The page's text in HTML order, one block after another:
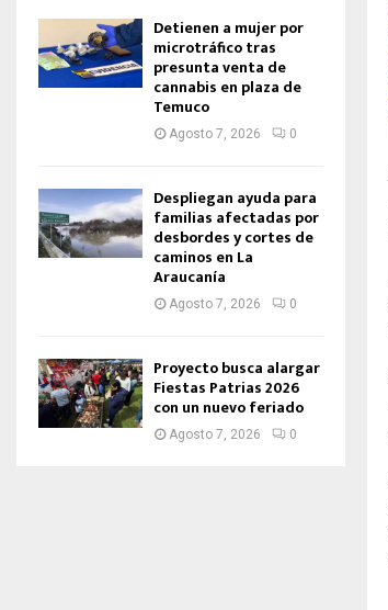
Detienen a mujer por
microtráfico tras
presunta venta de
cannabis en plaza de
Temuco
Agosto 7, 2026 0
Despliegan ayuda para
familias afectadas por
desbordes y cortes de
caminos en La
Araucanía
Agosto 7, 2026 0
Proyecto busca alargar
Fiestas Patrias 2026
con un nuevo feriado
Agosto 7, 2026 0